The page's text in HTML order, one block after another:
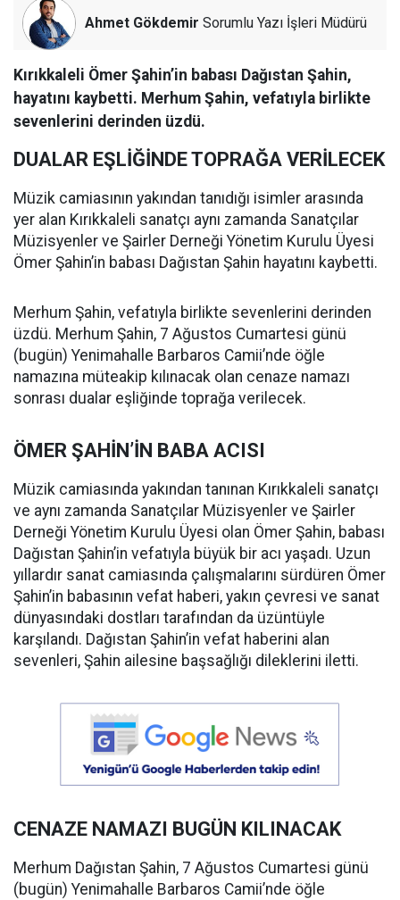
Ahmet Gökdemir Sorumlu Yazı İşleri Müdürü
Kırıkkaleli Ömer Şahin’in babası Dağıstan Şahin,
hayatını kaybetti. Merhum Şahin, vefatıyla birlikte
sevenlerini derinden üzdü.
DUALAR EŞLİĞİNDE TOPRAĞA VERİLECEK
Müzik camiasının yakından tanıdığı isimler arasında
yer alan Kırıkkaleli sanatçı aynı zamanda Sanatçılar
Müzisyenler ve Şairler Derneği Yönetim Kurulu Üyesi
Ömer Şahin’in babası Dağıstan Şahin hayatını kaybetti.
Merhum Şahin, vefatıyla birlikte sevenlerini derinden
üzdü. Merhum Şahin, 7 Ağustos Cumartesi günü
(bugün) Yenimahalle Barbaros Camii’nde öğle
namazına müteakip kılınacak olan cenaze namazı
sonrası dualar eşliğinde toprağa verilecek.
ÖMER ŞAHİN’İN BABA ACISI
Müzik camiasında yakından tanınan Kırıkkaleli sanatçı
ve aynı zamanda Sanatçılar Müzisyenler ve Şairler
Derneği Yönetim Kurulu Üyesi olan Ömer Şahin, babası
Dağıstan Şahin’in vefatıyla büyük bir acı yaşadı. Uzun
yıllardır sanat camiasında çalışmalarını sürdüren Ömer
Şahin’in babasının vefat haberi, yakın çevresi ve sanat
dünyasındaki dostları tarafından da üzüntüyle
karşılandı. Dağıstan Şahin’in vefat haberini alan
sevenleri, Şahin ailesine başsağlığı dileklerini iletti.
CENAZE NAMAZI BUGÜN KILINACAK
Merhum Dağıstan Şahin, 7 Ağustos Cumartesi günü
(bugün) Yenimahalle Barbaros Camii’nde öğle